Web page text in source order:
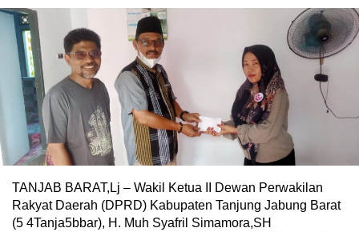
TANJAB BARAT,Lj – Wakil Ketua II Dewan Perwakilan
Rakyat Daerah (DPRD) Kabupaten Tanjung Jabung Barat
(5 4Tanja5bbar), H. Muh Syafril Simamora,SH